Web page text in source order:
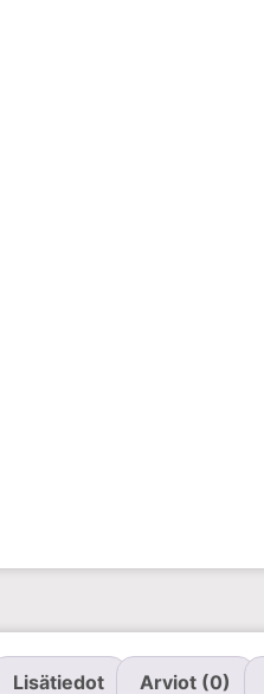
Lisätiedot Arviot (0)